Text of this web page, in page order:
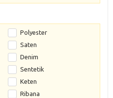
Polyester
Saten
Denim
Sentetik
Keten
Ribana